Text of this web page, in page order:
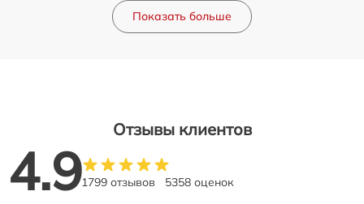
Показать больше
Отзывы клиентов
4.91799 отзывов 5358 оценок